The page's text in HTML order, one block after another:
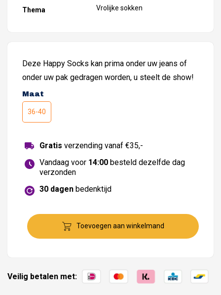
Thema Vrolijke sokken
Deze Happy Socks kan prima onder uw jeans of
onder uw pak gedragen worden, u steelt de show!
Maat
36-40
Gratis verzending vanaf €35,-
Vandaag voor 14:00 besteld dezelfde dag
verzonden
30 dagen bedenktijd
Toevoegen aan winkelmand
Veilig betalen met: